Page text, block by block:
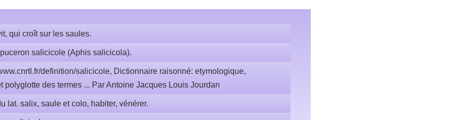
qui croît sur les saules.
salicicole (Aphis salicicola).
definition/salicicole, Dictionnaire raisonné: etymologique,
polyglotte des termes ... Par Antoine Jacques Louis Jourdan
lat. salix, saule et colo, habiter, vénérer.